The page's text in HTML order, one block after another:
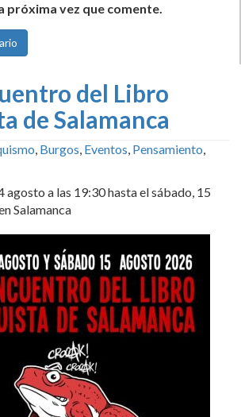
próxima vez que comente.
del Libro
de Salamanca
, Burgos, Eventos, Pensamiento,
agosto a las 19:30 hasta el sábado, 15
Salamanca